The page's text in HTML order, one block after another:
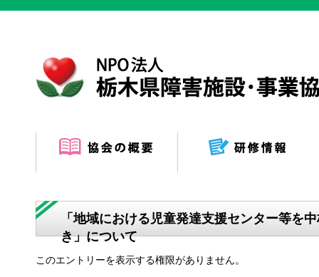
「地域における児童発達支援センター等を
き」について
このエントリーを表示する権限がありません。